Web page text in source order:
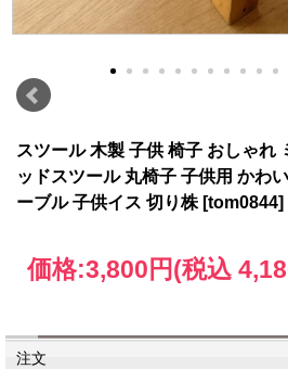
スツール 木製 子供 椅子 おしゃれ
ッドスツール 丸椅子 子供用 かわ
ーブル 子供イス 切り株 [tom0844]
価格:3,800円(税込
注文